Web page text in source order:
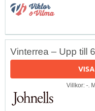
Vinterrea – Upp till
Villkor: -.